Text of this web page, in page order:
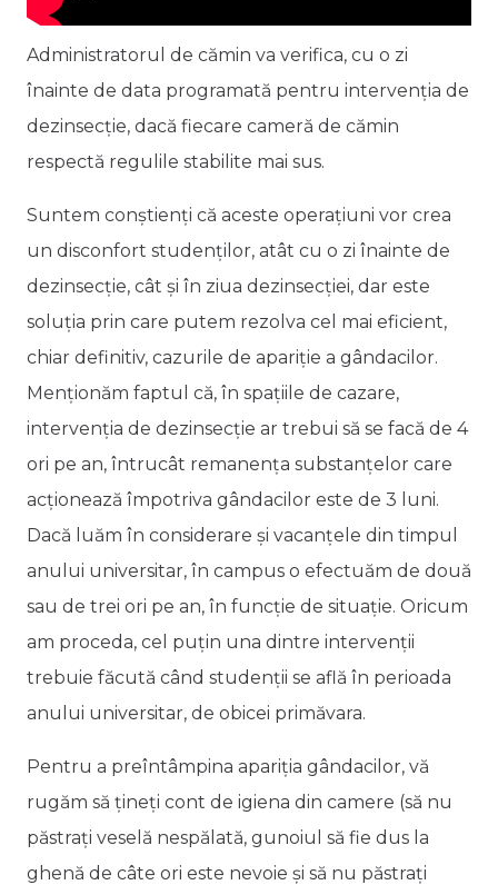
Administratorul de cămin va verifica, cu o zi
înainte de data programată pentru intervenția de
dezinsecție, dacă fiecare cameră de cămin
respectă regulile stabilite mai sus.
Suntem conștienți că aceste operațiuni vor crea
un disconfort studenților, atât cu o zi înainte de
dezinsecție, cât și în ziua dezinsecției, dar este
soluția prin care putem rezolva cel mai eficient,
chiar definitiv, cazurile de apariție a gândacilor.
Menționăm faptul că, în spațiile de cazare,
intervenția de dezinsecție ar trebui să se facă de 4
ori pe an, întrucât remanența substanțelor care
acționează împotriva gândacilor este de 3 luni.
Dacă luăm în considerare și vacanțele din timpul
anului universitar, în campus o efectuăm de două
sau de trei ori pe an, în funcție de situație. Oricum
am proceda, cel puțin una dintre intervenții
trebuie făcută când studenții se află în perioada
anului universitar, de obicei primăvara.
Pentru a preîntâmpina apariția gândacilor, vă
rugăm să țineți cont de igiena din camere (să nu
păstrați veselă nespălată, gunoiul să fie dus la
ghenă de câte ori este nevoie și să nu păstrați